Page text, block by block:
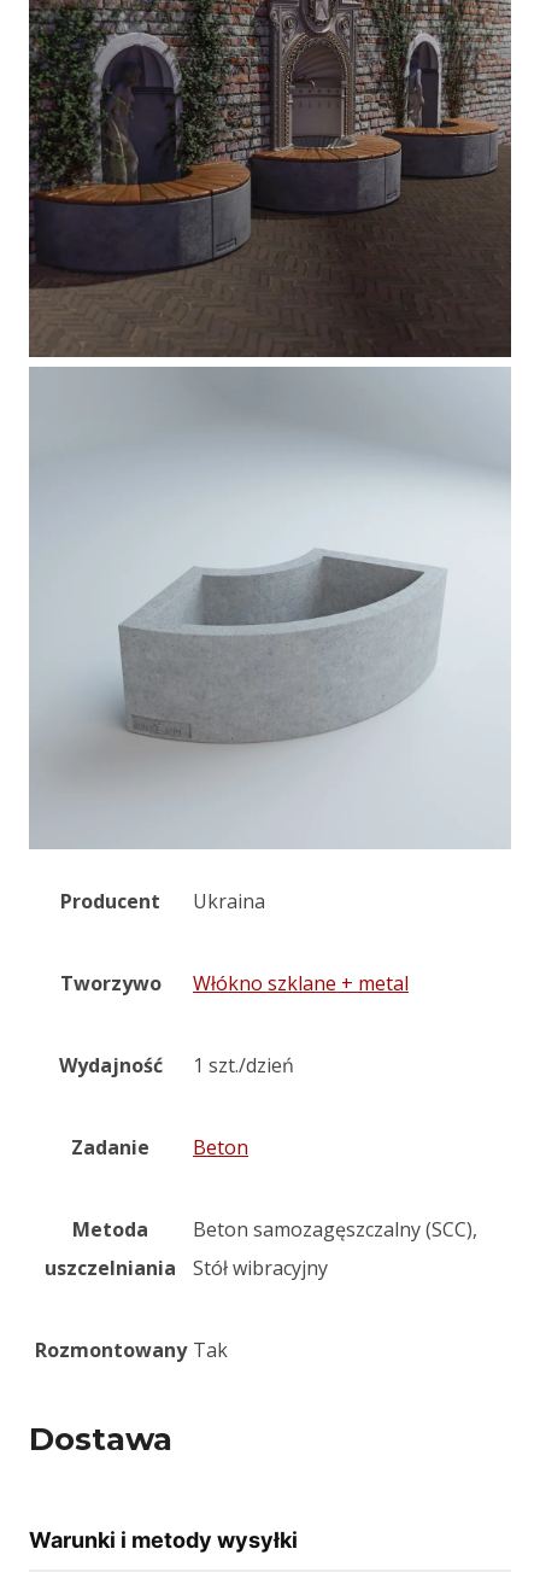
Producent Ukraina
Tworzywo Włókno szklane + metal
Wydajność 1 szt./dzień
Zadanie Beton
Metoda
uszczelniania
Beton samozagęszczalny (SCC),
Stół wibracyjny
Rozmontowany Tak
Dostawa
Warunki i metody wysyłki